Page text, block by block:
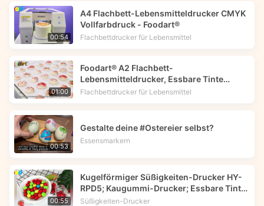
00:54
A4 Flachbett-Lebensmitteldrucker CMYK
Vollfarbdruck - Foodart®
Flachbettdrucker für Lebensmittel
01:00
Foodart® A2 Flachbett-
Lebensmitteldrucker, Essbare Tinte
Drucker druckt Blumenbild auf
Flachbettdrucker für Lebensmittel
00:53
Gestalte deine #Ostereier selbst?
Essensmarkern
00:55
Kugelförmiger Süßigkeiten-Drucker HY-
RPD5; Kaugummi-Drucker; Essbare Tinte
-- Foodart®
Süßigkeiten-Drucker